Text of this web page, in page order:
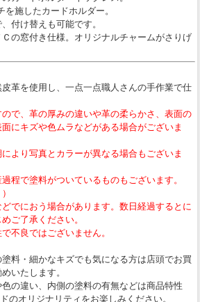
を施したカードホルダー。
付け替えも可能です。
Ｃの窓付き仕様。オリジナルチャームがさりげ
革を使用し、一点一点職人さんの手作業で仕
で、革の厚みの違いや革の柔らかさ、表面の
にキズや色ムラなどがある場合がございま
より写真とカラーが異なる場合もございま
程で塗料がついているものもございます。
でにおう場合があります。数日経過するとに
ご了承ください。
不良ではございません。
料・細かなキズでも気になる方は店頭でお買
いたします。
色の違い、内側の塗料の有無などは商品特性
のオリジナリティをお楽しみください。